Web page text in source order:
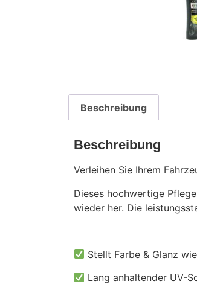
Beschreibung
Beschreibung
Verleihen Sie Ihrem
Dieses hochwertige
wieder her. Die
Stellt Farbe & Glanz
Lang anhaltender UV-